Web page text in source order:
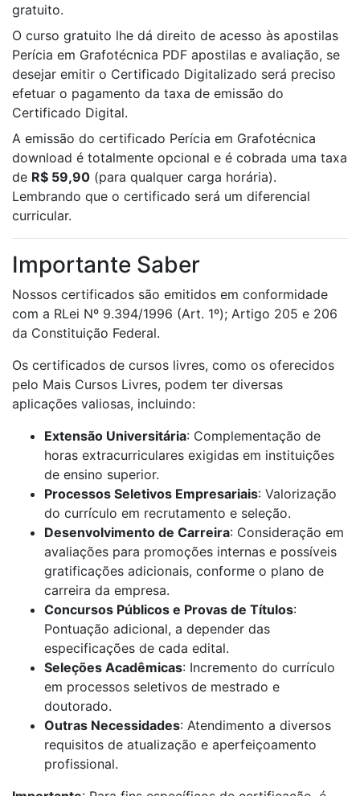
gratuito.
O curso gratuito lhe dá direito de acesso às apostilas
Perícia em Grafotécnica PDF apostilas e avaliação, se
desejar emitir o Certificado Digitalizado será preciso
efetuar o pagamento da taxa de emissão do
Certificado Digital.
A emissão do certificado Perícia em Grafotécnica
download é totalmente opcional e é cobrada uma taxa
de R$ 59,90 (para qualquer carga horária).
Lembrando que o certificado será um diferencial
curricular.
Importante Saber
Nossos certificados são emitidos em conformidade
com a RLei Nº 9.394/1996 (Art. 1º); Artigo 205 e 206
da Constituição Federal.
Os certificados de cursos livres, como os oferecidos
pelo Mais Cursos Livres, podem ter diversas
aplicações valiosas, incluindo:
Extensão Universitária: Complementação de
horas extracurriculares exigidas em instituições
de ensino superior.
Processos Seletivos Empresariais: Valorização
do currículo em recrutamento e seleção.
Desenvolvimento de Carreira: Consideração em
avaliações para promoções internas e possíveis
gratificações adicionais, conforme o plano de
carreira da empresa.
Concursos Públicos e Provas de Títulos:
Pontuação adicional, a depender das
especificações de cada edital.
Seleções Acadêmicas: Incremento do currículo
em processos seletivos de mestrado e
doutorado.
Outras Necessidades: Atendimento a diversos
requisitos de atualização e aperfeiçoamento
profissional.